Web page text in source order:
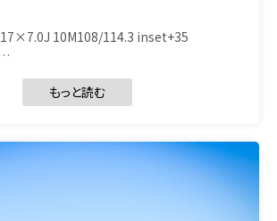
10M108/114.3 inset+35
もっと読む